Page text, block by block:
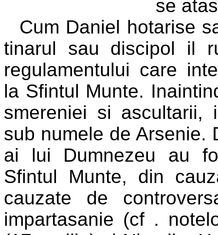
se
Cum Daniel hotarise
tinarul sau discipol il
regulamentului care
la Sfintul Munte.
smereniei si ascultarii,
sub numele de Arsenie.
ai lui Dumnezeu au
Sfintul Munte, din
cauzate de
impartasanie (cf .